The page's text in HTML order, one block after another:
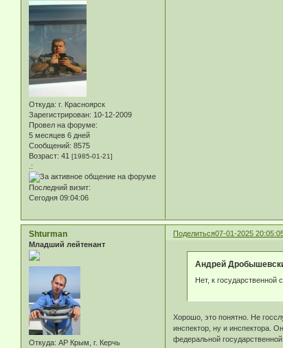
Откуда: г. Красноярск
Зарегистрирован: 10-12-2009
Провел на форуме:
5 месяцев 6 дней
Сообщений: 8575
Возраст: 41 [1985-01-21]
.:
Последний визит:
Сегодня 09:04:06
Поделиться07-01-2025
Shturman
Младший лейтенант
Откуда: АР Крым, г. Керчь
Андрей
Нет, к
Хорошо, это понятно. Не
инспектор, ну и инспектора.
федеральной